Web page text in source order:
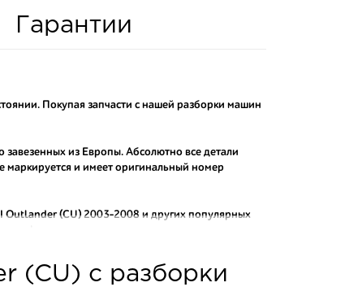
Гарантии
Покупая запчасти с нашей разборки машин
завезенных из Европы. Абсолютно все детали
маркируется и имеет оригинальный номер
Outlander (CU) 2003-2008 и других популярных
аналогов.
продавца. Если вам требуется
интернет-магазина подберут вам товар и
(CU) с разборки